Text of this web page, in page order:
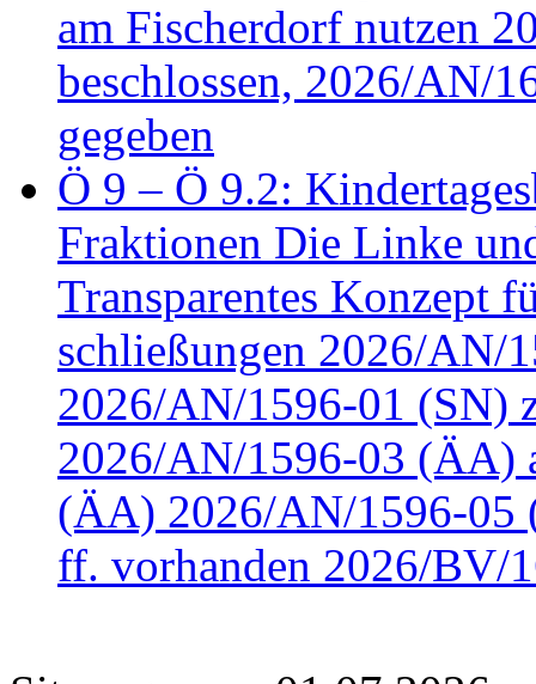
am Fischerdorf nutzen
beschlossen, 2026/AN/
gegeben
Ö 9 – Ö 9.2:
Fraktionen Die Linke
Transparentes Konzept
schließungen 2026/AN/
2026/AN/1596-01 (SN)
2026/AN/1596-03 (ÄA)
(ÄA) 2026/AN/1596-05
ff. vorhanden 2026/BV/